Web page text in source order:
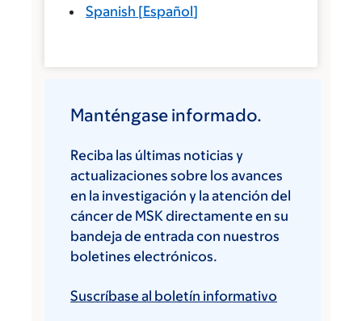
Spanish [Español]
Manténgase informado.
Reciba las últimas noticias y
actualizaciones sobre los avances
en la investigación y la atención del
cáncer de MSK directamente en su
bandeja de entrada con nuestros
boletines electrónicos.
Suscríbase al boletín informativo